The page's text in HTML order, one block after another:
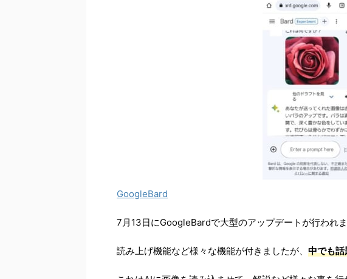
GoogleBard
7月13日にGoogleBardで大型のアップデートが行われま
読み上げ機能など様々な機能が付きましたが、 中でも